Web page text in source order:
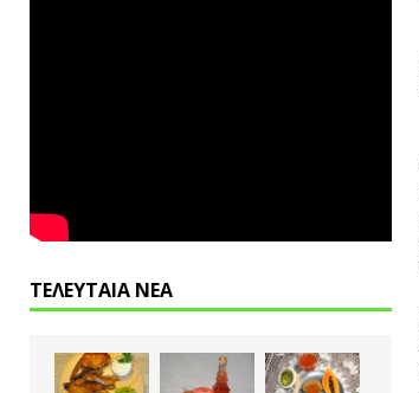
ΤΕΛΕΥΤΑΙΑ ΝΕΑ